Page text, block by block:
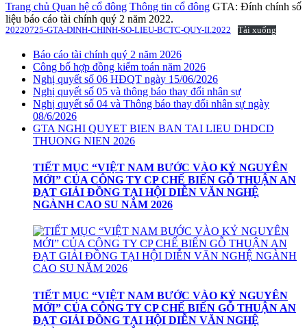
Trang chủ Quan hệ cổ đông Thông tin cổ đông GTA: Đính chính số
liệu báo cáo tài chính quý 2 năm 2022.
20220725-GTA-DINH-CHINH-SO-LIEU-BCTC-QUY-II.2022 Tải xuống
Báo cáo tài chính quý 2 năm 2026
Công bố hợp đồng kiểm toán năm 2026
Nghị quyết số 06 HĐQT ngày 15/06/2026
Nghị quyết số 05 và thông báo thay đổi nhân sự
Nghị quyết số 04 và Thông báo thay đổi nhân sự ngày
08/6/2026
GTA NGHI QUYET BIEN BAN TAI LIEU DHDCD
THUONG NIEN 2026
TIẾT MỤC “VIỆT NAM BƯỚC VÀO KỶ NGUYÊN
MỚI” CỦA CÔNG TY CP CHẾ BIẾN GỖ THUẬN AN
ĐẠT GIẢI ĐỒNG TẠI HỘI DIỄN VĂN NGHỆ
NGÀNH CAO SU NĂM 2026
TIẾT MỤC “VIỆT NAM BƯỚC VÀO KỶ NGUYÊN
MỚI” CỦA CÔNG TY CP CHẾ BIẾN GỖ THUẬN AN
ĐẠT GIẢI ĐỒNG TẠI HỘI DIỄN VĂN NGHỆ